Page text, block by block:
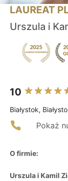
LAUREAT
Urszula i
10
Białystok,
Pokaż
O firmie:
Urszula i Kamil